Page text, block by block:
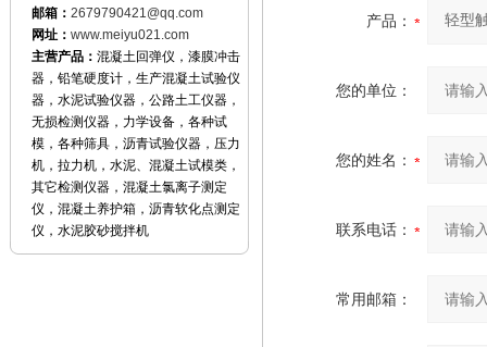
邮箱： 2679790421@qq.com
网址： www.meiyu021.com
主营产品： 混凝土回弹仪，漆膜冲击
器，铅笔硬度计，生产混凝土试验仪
器，水泥试验仪器，公路土工仪器，
无损检测仪器，力学设备，各种试
模，各种筛具，沥青试验仪器，压力
机，拉力机，水泥、混凝土试模类，
其它检测仪器，混凝土氯离子测定
仪，混凝土养护箱，沥青软化点测定
仪，水泥胶砂搅拌机
产品：
您的单位：
您的姓名：
联系电话：
常用邮箱：